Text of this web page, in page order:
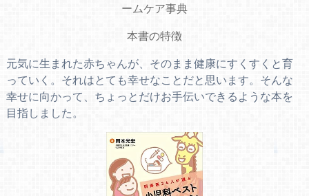
ームケア事典
本書の特徴
元気に生まれた赤ちゃんが、そのまま健康にすくすくと育
っていく。それはとても幸せなことだと思います。そんな
幸せに向かって、ちょっとだけお手伝いできるような本を
目指しました。